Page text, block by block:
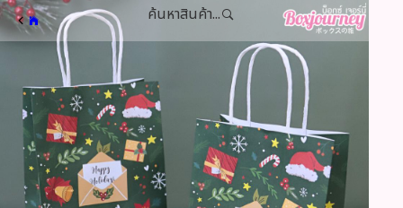
ค้นหาสินค้า...